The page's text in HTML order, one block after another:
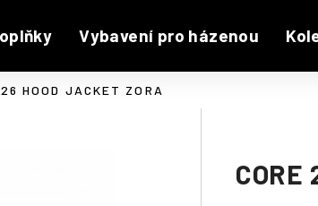
Vybavení pro házenou
HOOD JACKET ZORA
CORE